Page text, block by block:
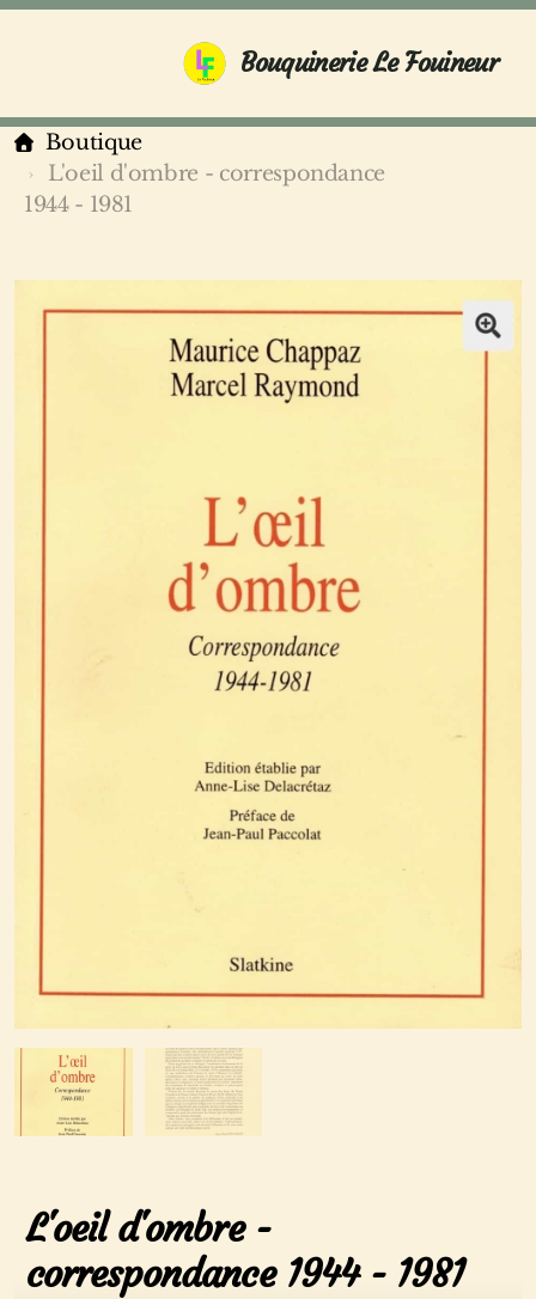
Bouquinerie Le Fouineur
Boutique
L'oeil d'ombre - correspondance
1944 - 1981
L'oeil d'ombre -
correspondance 1944 - 1981